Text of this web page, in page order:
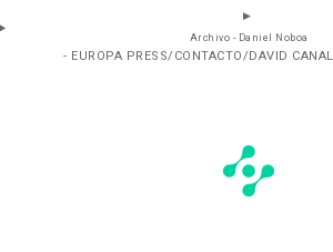
Archivo - Daniel Noboa
- EUROPA PRESS/CONTACTO/DAVID